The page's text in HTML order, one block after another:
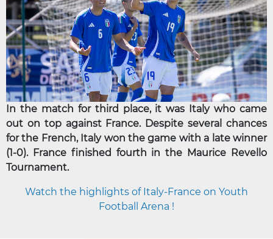
In the match for third place, it was Italy who came
out on top against France. Despite several chances
for the French, Italy won the game with a late winner
(1-0). France finished fourth in the Maurice Revello
Tournament.
Watch the highlights of Italy-France on Youth
Football Arena !